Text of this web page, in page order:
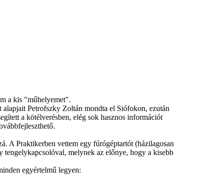
a kis "műhelyemet".
alapjait Petrofszky Zoltán mondta el Siófokon, ezután
a kötélverésben, elég sok hasznos információt
A Praktikerben vettem egy fúrógéptartót (házilagosan
tengelykapcsolóval, melynek az előnye, hogy a kisebb
egyértelmű legyen: